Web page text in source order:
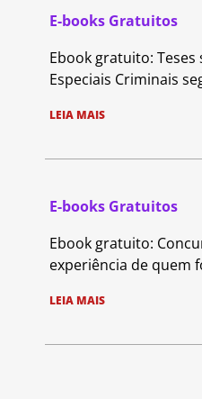
E-books Gratuitos
Ebook gratuito: Teses
Especiais Criminais
LEIA MAIS
E-books Gratuitos
Ebook gratuito:
experiência de quem
LEIA MAIS